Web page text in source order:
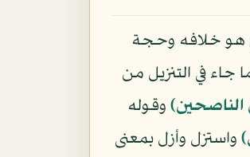
هو خلافه وحجة
جاء في التنزيل من
الناصحين﴾ وقوله
واستزل وأزل بمعنى